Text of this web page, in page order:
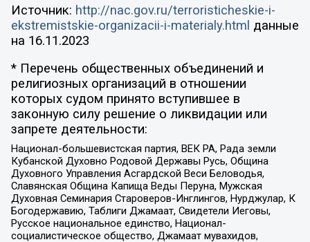
Источник: http://nac.gov.ru/terroristicheskie-i-
ekstremistskie-organizacii-i-materialy.html данные
на 16.11.2023
* Перечень общественных объединений и
религиозных организаций в отношении
которых судом принято вступившее в
законную силу решение о ликвидации или
запрете деятельности:
Национал-большевистская партия, ВЕК РА, Рада земли
Кубанской Духовно Родовой Державы Русь, Община
Духовного Управления Асгардской Веси Беловодья,
Славянская Община Капища Веды Перуна, Мужская
Духовная Семинария Староверов-Инглингов, Нурджулар, К
Богодержавию, Таблиги Джамаат, Свидетели Иеговы,
Русское национальное единство, Национал-
социалистическое общество, Джамаат мувахидов,